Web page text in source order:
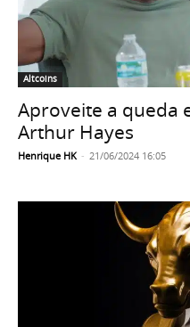
Altcoins
Aproveite a queda
Arthur Hayes
Henrique HK - 21/06/2024 16:05